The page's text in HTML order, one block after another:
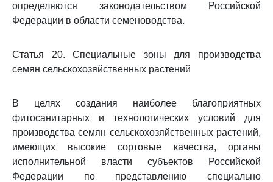
определяются законодательством Российской
Федерации в области семеноводства.
Статья 20. Специальные зоны для производства
семян сельскохозяйственных растений
В целях создания наиболее благоприятных
фитосанитарных и технологических условий для
производства семян сельскохозяйственных растений,
имеющих высокие сортовые качества, органы
исполнительной власти субъектов Российской
Федерации по представлению специально